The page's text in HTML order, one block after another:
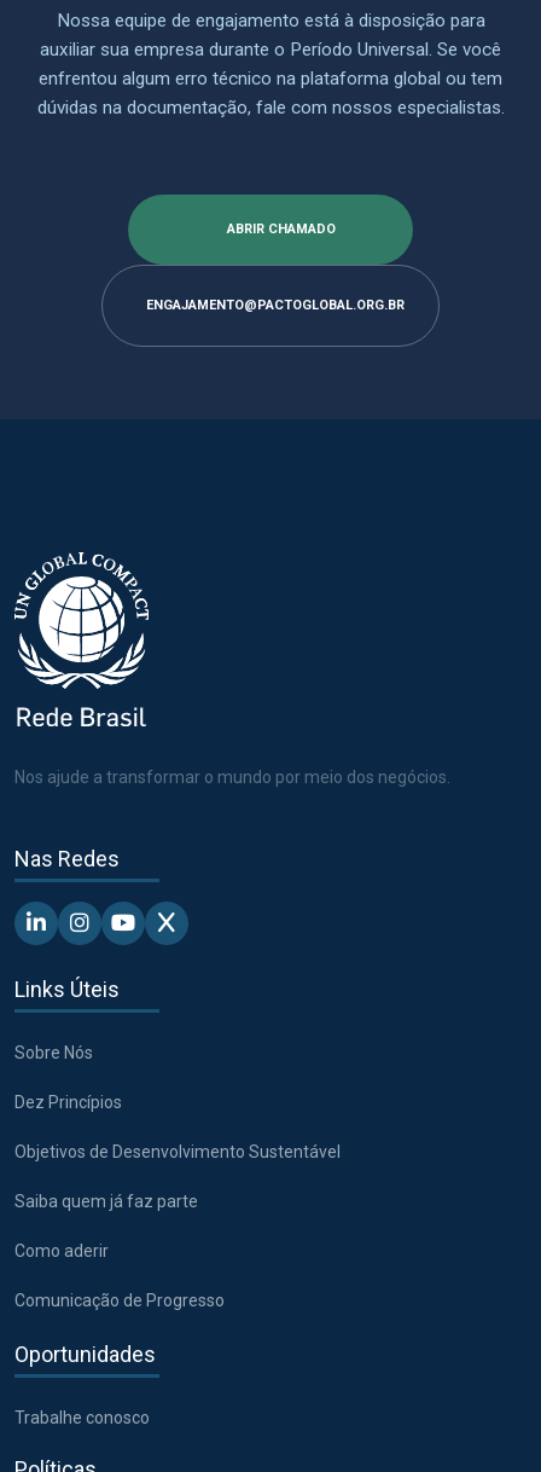
Nossa equipe de engajamento está à disposição para
auxiliar sua empresa durante o Período Universal. Se você
enfrentou algum erro técnico na plataforma global ou tem
dúvidas na documentação, fale com nossos especialistas.
ABRIR CHAMADO
ENGAJAMENTO@PACTOGLOBAL.ORG.BR
Nos ajude a transformar o mundo por meio dos negócios.
Nas Redes
Linkedin - Pacto Global BR
Instagram - Pacto Global BR
Youtube - Pacto Global BR
X - Pacto Global BR
Links Úteis
Sobre Nós
Dez Princípios
Objetivos de Desenvolvimento Sustentável
Saiba quem já faz parte
Como aderir
Comunicação de Progresso
Oportunidades
Trabalhe conosco